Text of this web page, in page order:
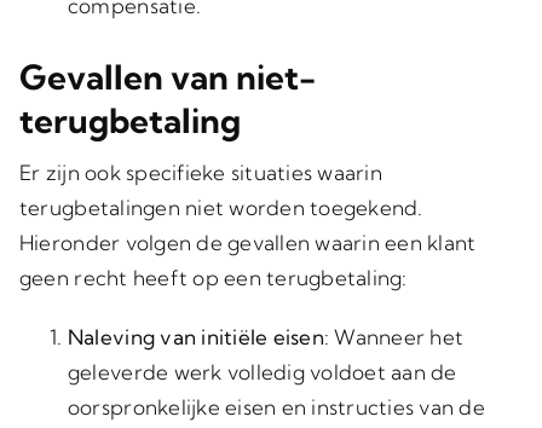
compensatie.
Gevallen van niet-
terugbetaling
Er zijn ook specifieke situaties waarin
terugbetalingen niet worden toegekend.
Hieronder volgen de gevallen waarin een klant
geen recht heeft op een terugbetaling:
Naleving van initiële eisen: Wanneer het
geleverde werk volledig voldoet aan de
oorspronkelijke eisen en instructies van de